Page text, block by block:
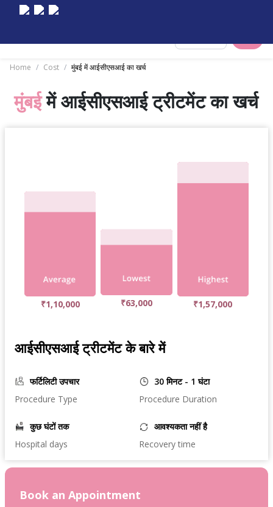
Home / Cost / मुंबई में आईसीएसआई का खर्च
मुंबईमें आईसीएसआई ट्रीटमेंट का खर्च
₹1,10,000 ₹63,000 ₹1,57,000
आईसीएसआई ट्रीटमेंट के बारे में
फर्टिलिटी उपचार
Procedure Type
30 मिनट - 1 घंटा
Procedure Duration
कुछ घंटों तक
Hospital days
आवश्यकता नहीं है
Recovery time
Book an Appointment